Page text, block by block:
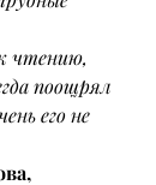
чтению,
поощрял
его не